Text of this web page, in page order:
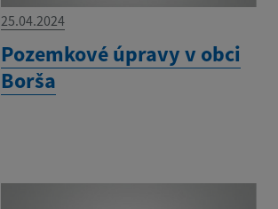
25.04.2024
Pozemkové úpravy v obci
Borša